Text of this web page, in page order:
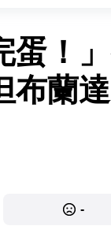
蛋！
布蘭
-